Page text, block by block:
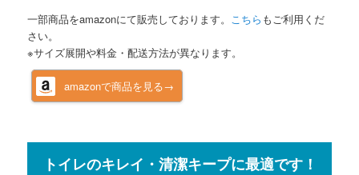
一部商品をamazonにて販売しております。 こちら もご利用くだ
さい。
※サイズ展開や料金・配送方法が異なります。
amazonで商品を見る→
トイレのキレイ・清潔キープに最適です！